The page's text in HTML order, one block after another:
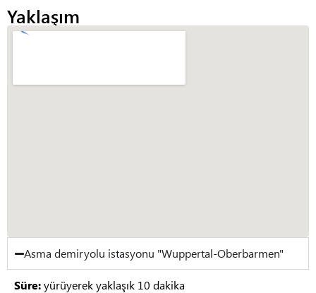
Yaklaşım
Asma demiryolu istasyonu "Wuppertal-Oberbarmen"
Süre:yürüyerek yaklaşık 10 dakika